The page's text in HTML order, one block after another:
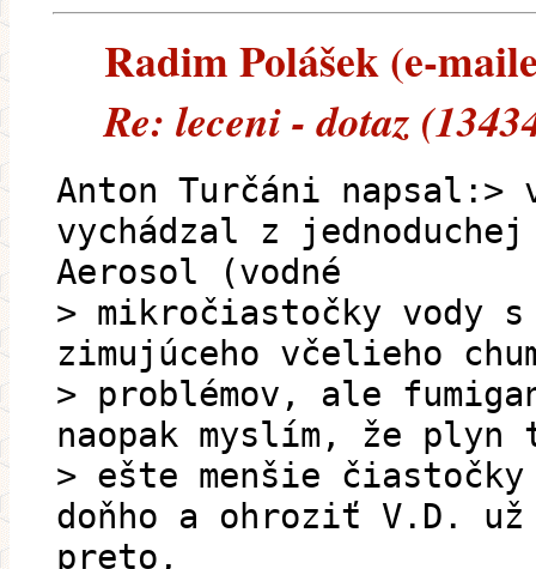
Radim Polášek (e-
Re: leceni - dotaz
Anton Turčáni napsal:>
vychádzal z
Aerosol (vodné
> mikročiastočky vody
zimujúceho včelieho
> problémov, ale
naopak myslím, že
> ešte menšie
doňho a ohroziť V.D.
preto,